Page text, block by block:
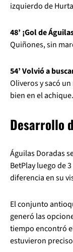
izquierdo de
48’ ¡Gol de
Quiñones, sin
54’ Volvió a
Oliveros y sacó
bien en el achique.
Desarrollo
Águilas Doradas
BetPlay luego de
diferencia en su
El conjunto
generó las
tiempo encontró
estuvieron